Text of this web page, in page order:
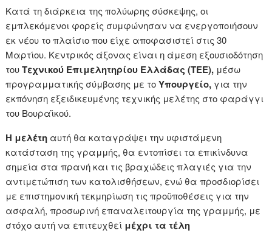
Κατά τη διάρκεια της πολύωρης σύσκεψης, οι
εμπλεκόμενοι φορείς συμφώνησαν να ενεργοποιήσουν
εκ νέου το πλαίσιο που είχε αποφασιστεί στις 30
Μαρτίου. Κεντρικός άξονας είναι η άμεση εξουσιοδότηση
τουΤεχνικού Επιμελητηρίου Ελλάδας (ΤΕΕ), μέσω
προγραμματικής σύμβασης με τοΥπουργείο, για την
εκπόνηση εξειδικευμένης τεχνικής μελέτης στο φαράγγι
του Βουραϊκού.
Η μελέτη αυτή θα καταγράψει την υφιστάμενη
κατάσταση της γραμμής, θα εντοπίσει τα επικίνδυνα
σημεία στα πρανή και τις βραχώδεις πλαγιές για την
αντιμετώπιση των κατολισθήσεων, ενώ θα προσδιορίσει
με επιστημονική τεκμηρίωση τις προϋποθέσεις για την
ασφαλή, προσωρινή επαναλειτουργία της γραμμής, με
στόχο αυτή να επιτευχθεί μέχρι τα τέλη